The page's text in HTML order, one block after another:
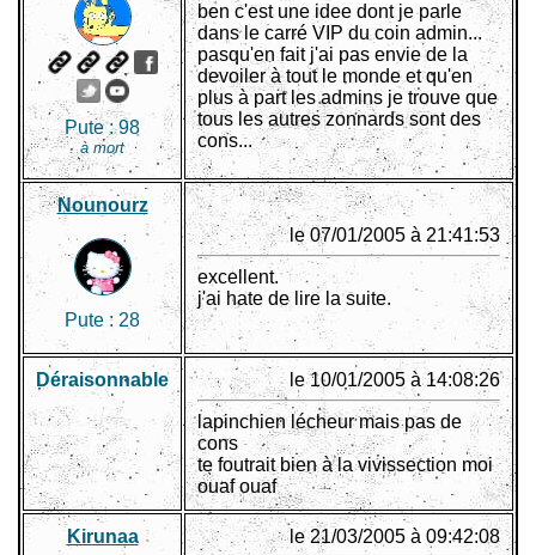
Pute :98
à mort
ben c'est une idee dont je parle
dans le carré VIP du coin admin...
pasqu'en fait j'ai pas envie de la
devoiler à tout le monde et qu'en
plus à part les admins je trouve que
tous les autres zonnards sont des
cons...
Nounourz
Pute : 28
le 07/01/2005 à 21:41:53
excellent.
j'ai hate de lire la suite.
Déraisonnable le 10/01/2005 à 14:08:26
lapinchien lécheur mais pas de
cons
te foutrait bien à la vivissection moi
ouaf ouaf
Kirunaa le 21/03/2005 à 09:42:08